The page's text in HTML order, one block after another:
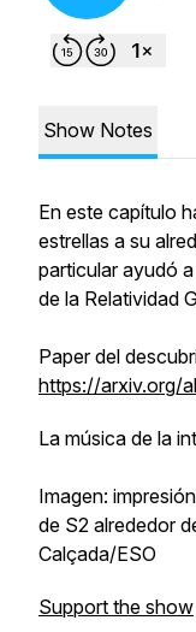
Show Notes
En este capítulo
estrellas a su
particular ayudó
de la Relatividad
Paper del
https://arxiv.org/
La música de la
Imagen:
de S2 alrededor
Calçada/ESO
Support the show